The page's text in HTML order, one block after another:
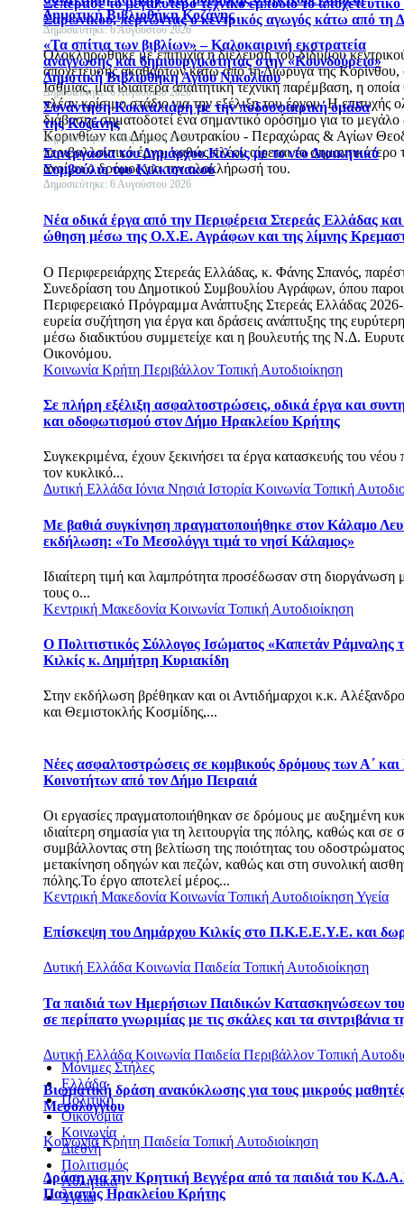
Ξεπέρασε το μεγαλύτερο τεχνικό εμπόδιο το αποχετευτικό
Σαρωνικού, περνώντας ο κεντρικός αγωγός κάτω από τη
Ολοκληρώθηκε με επιτυχία η διέλευση του δίδυμου
αποχέτευσης ακαθάρτων κάτω από τη Διώρυγα της Κορίνθου,
Ισθμίας, μια ιδιαίτερα απαιτητική τεχνική παρέμβαση, η
πλέον κρίσιμο στάδιο για την εξέλιξη του έργου. Η επιτυχής
διάβασης σηματοδοτεί ένα σημαντικό ορόσημο για το
Κορινθίων και Δήμος Λουτρακίου - Περαχώρας & Αγίων
περιβαλλοντικό έργο, καθώς πλέον αίρεται το σημαντικότερο
ανοίγει ο δρόμος για την ολοκλήρωσή του.
Νέα οδικά έργα από την Περιφέρεια Στερεάς Ελλάδας
ώθηση μέσω της Ο.Χ.Ε. Αγράφων και της λίμνης
Ο Περιφερειάρχης Στερεάς Ελλάδας, κ. Φάνης Σπανός,
Συνεδρίαση του Δημοτικού Συμβουλίου Αγράφων, όπου
Περιφερειακό Πρόγραμμα Ανάπτυξης Στερεάς Ελλάδας
ευρεία συζήτηση για έργα και δράσεις ανάπτυξης της
μέσω διαδικτύου συμμετείχε και η βουλευτής της Ν.Δ.
Οικονόμου.
Κοινωνία Κρήτη Περιβάλλον Τοπική Αυτοδιοίκηση
Σε πλήρη εξέλιξη ασφαλτοστρώσεις, οδικά έργα και
και οδοφωτισμού στον Δήμο Ηρακλείου Κρήτης
Συγκεκριμένα, έχουν ξεκινήσει τα έργα κατασκευής του νέου
τον κυκλικό...
Δυτική Ελλάδα Ιόνια Νησιά Ιστορία Κοινωνία Τοπική
Με βαθιά συγκίνηση πραγματοποιήθηκε στον Κάλαμο
εκδήλωση: «Το Μεσολόγγι τιμά το νησί Κάλαμος»
Ιδιαίτερη τιμή και λαμπρότητα προσέδωσαν στη διοργάνωση
τους ο...
Κεντρική Μακεδονία Κοινωνία Τοπική Αυτοδιοίκηση
Ο Πολιτιστικός Σύλλογος Ισώματος «Καπετάν Ράμναλης
Κιλκίς κ. Δημήτρη Κυριακίδη
Στην εκδήλωση βρέθηκαν και οι Αντιδήμαρχοι κ.κ.
και Θεμιστοκλής Κοσμίδης,...
Νέες ασφαλτοστρώσεις σε κομβικούς δρόμους των Α΄
Κοινοτήτων από τον Δήμο Πειραιά
Οι εργασίες πραγματοποιήθηκαν σε δρόμους με αυξημένη
ιδιαίτερη σημασία για τη λειτουργία της πόλης, καθώς και σε
συμβάλλοντας στη βελτίωση της ποιότητας του
μετακίνηση οδηγών και πεζών, καθώς και στη συνολική
πόλης.Το έργο αποτελεί μέρος...
Κεντρική Μακεδονία Κοινωνία Τοπική ΑυτοδιοίκησηΥγεία
Επίσκεψη του Δημάρχου Κιλκίς στο Π.Κ.Ε.Ε.Υ.Ε. και
Δυτική Ελλάδα Κοινωνία Παιδεία Τοπική Αυτοδιοίκηση
Τα παιδιά των Ημερήσιων Παιδικών Κατασκηνώσεων
σε περίπατο γνωριμίας με τις σκάλες και τα σιντριβάνια
Δυτική Ελλάδα Κοινωνία Παιδεία Περιβάλλον Τοπική
Βιωματική δράση ανακύκλωσης για τους μικρούς
Μεσολογγίου
ΚοινωνίαΚρήτη Παιδεία Τοπική Αυτοδιοίκηση
Δράση για την Κρητική Βεγγέρα από τα παιδιά του
Παλιανής Ηρακλείου Κρήτης
Δημοτική Βιβλιοθήκη Κοζάνης
Δημοσιεύτηκε: 6 Αυγούστου 2026
«Τα σπίτια των βιβλίων» – Καλοκαιρινή εκστρατεία
ανάγνωσης και δημιουργικότητας στην «Κουνδούρειο»
Δημοτική Βιβλιοθήκη Αγίου Νικολάου
Δημοσιεύτηκε: 6 Αυγούστου 2026
Συνάντηση Κοκκαλιάρη με την ποδοσφαιρική ομάδα
της Κοζάνης
Δημοσιεύτηκε: 6 Αυγούστου 2026
Συνεργασία του Δημάρχου Κιλκίς με το νέο Διοικητικό
Συμβούλιο του Κιλκισιακού
Δημοσιεύτηκε: 6 Αυγούστου 2026
Μόνιμες Στήλες
Ελλάδα
Πολιτική
Οικονομία
Κοινωνία
Διεθνή
Πολιτισμός
Αθλητικά
Υγεία